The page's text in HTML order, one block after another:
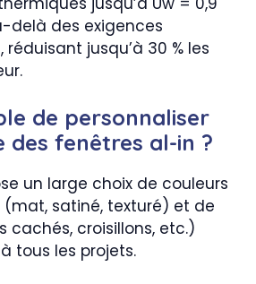
delà des exigences
jusqu’à 30 % les
de personnaliser
des fenêtres al-in ?
un large choix de couleurs
(mat, satiné, texturé) et de
cachés, croisillons, etc.)
tous les projets.